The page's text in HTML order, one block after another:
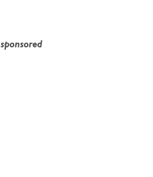
sponsored